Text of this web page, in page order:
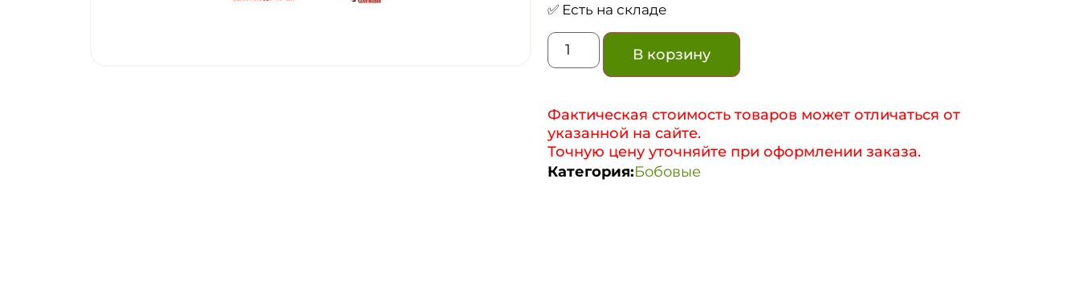
✅ Есть на складе
В корзину
Фактическая стоимость товаров может отличаться от
указанной на сайте.
Точную цену уточняйте при оформлении заказа.
Категория:Бобовые